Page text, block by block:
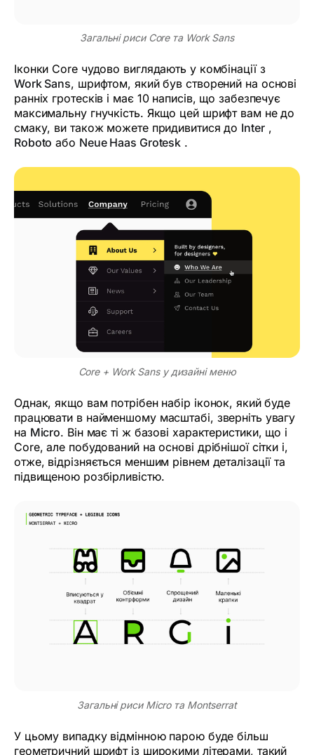
Загальні риси Core та Work Sans
Іконки Core чудово виглядають у комбінації з
Work Sans, шрифтом, який був створений на основі
ранніх гротесків і має 10 написів, що забезпечує
максимальну гнучкість. Якщо цей шрифт вам не до
смаку, ви також можете придивитися до Inter,
Roboto або Neue Haas Grotesk .
Core + Work Sans у дизайні меню
Однак, якщо вам потрібен набір іконок, який буде
працювати в найменшому масштабі, зверніть увагу
на Micro. Він має ті ж базові характеристики, що і
Core, але побудований на основі дрібнішої сітки і,
отже, відрізняється меншим рівнем деталізації та
підвищеною розбірливістю.
Загальні риси Micro та Montserrat
У цьому випадку відмінною парою буде більш
геометричний шрифт із широкими літерами, такий